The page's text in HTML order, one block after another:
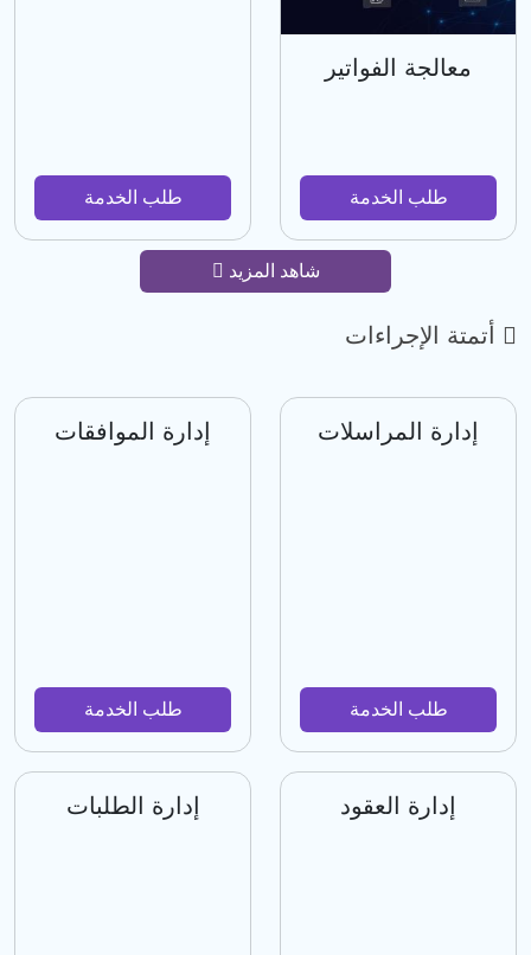
معالجة الفواتير
طلب الخدمة طلب الخدمة
شاهد المزيد
أتمتة الإجراءات
إدارة المراسلات
طلب الخدمة
إدارة الموافقات
طلب الخدمة
إدارة العقود إدارة الطلبات